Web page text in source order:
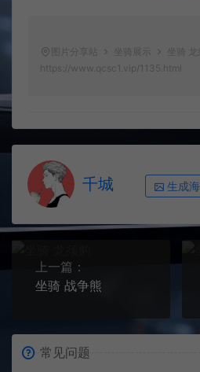
图片分享站 坐骑展示
坐骑 龙
https://www.qcsc1.vip/1135.html
千城 生成
上一篇：
坐骑 战争熊
常见问题